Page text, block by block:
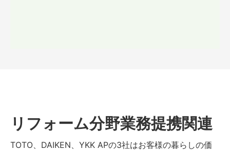
リフォーム分野業務提携関連
TOTO、DAIKEN、YKK APの3社はお客様の暮らしの価